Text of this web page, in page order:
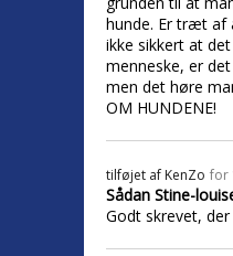
hunde. Er træt af
ikke sikkert at
menneske, er
men det høre
OM HUNDENE!
tilføjet af KenZo for
Sådan Stine-
Godt skrevet,